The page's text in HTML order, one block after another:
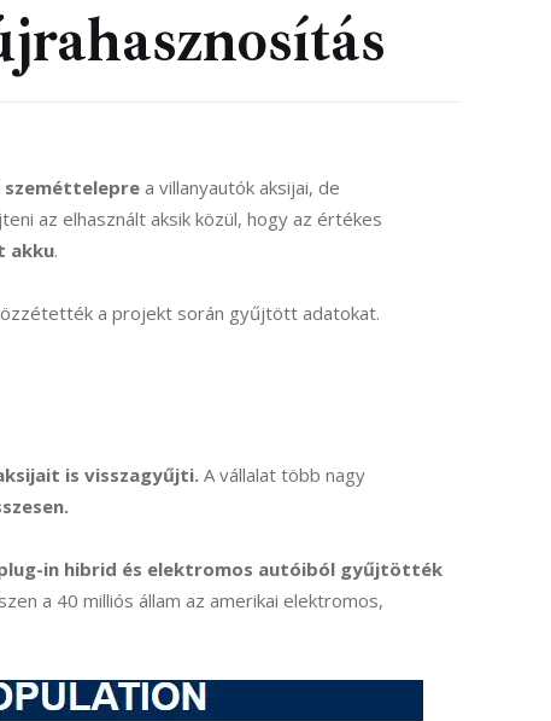
szeméttelepre a villanyautók aksijai, de
az elhasznált aksik közül, hogy az értékes
akku.
a projekt során gyűjtött adatokat.
is visszagyűjti. A vállalat több nagy
in hibrid és elektromos autóiból gyűjtötték
a 40 milliós állam az amerikai elektromos,